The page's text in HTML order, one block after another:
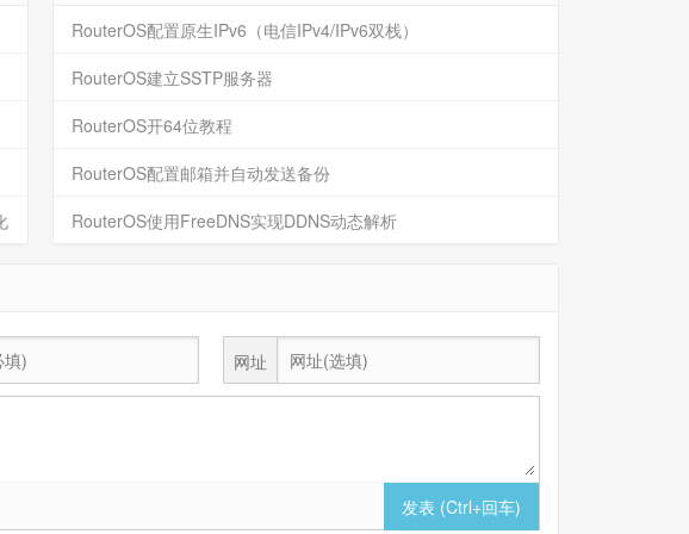
RouterOS配置原生IPv6（电信IPv4/IPv6双栈）
RouterOS建立SSTP服务器
RouterOS开64位教程
RouterOS配置邮箱并自动发送备份
RouterOS使用FreeDNS实现DDNS动态解析
网址